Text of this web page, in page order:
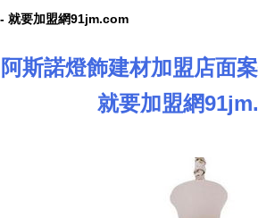
- 就要加盟網91jm.com
阿斯諾燈飾建材加盟店面
就要加盟網